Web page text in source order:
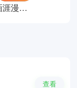
画涯漫画app正版
查看